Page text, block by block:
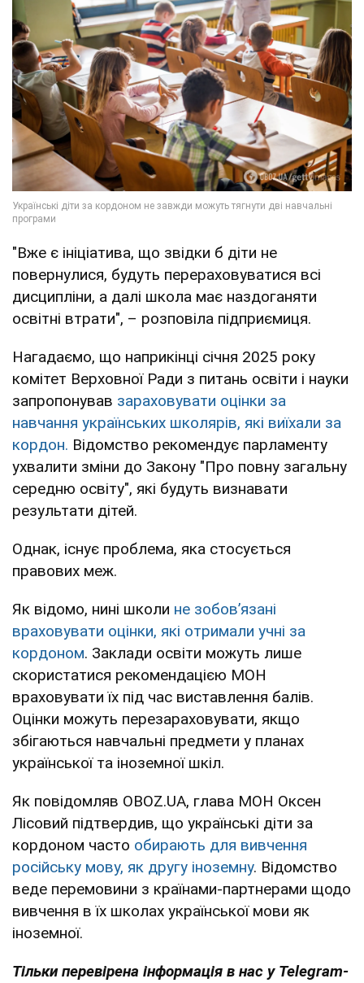
"Вже є ініціатива, що звідки б діти не
повернулися, будуть перераховуватися всі
дисципліни, а далі школа має наздоганяти
освітні втрати", – розповіла підприємиця.
Нагадаємо, що наприкінці січня 2025 року
комітет Верховної Ради з питань освіти і науки
запропонував зараховувати оцінки за
навчання українських школярів, які виїхали за
кордон. Відомство рекомендує парламенту
ухвалити зміни до Закону "Про повну загальну
середню освіту", які будуть визнавати
результати дітей.
Однак, існує проблема, яка стосується
правових меж.
Як відомо, нині школи не зобовʼязані
враховувати оцінки, які отримали учні за
кордоном. Заклади освіти можуть лише
скористатися рекомендацією МОН
враховувати їх під час виставлення балів.
Оцінки можуть перезараховувати, якщо
збігаються навчальні предмети у планах
української та іноземної шкіл.
Як повідомляв OBOZ.UA, глава МОН Оксен
Лісовий підтвердив, що українські діти за
кордоном часто обирають для вивчення
російську мову, як другу іноземну. Відомство
веде перемовини з країнами-партнерами щодо
вивчення в їх школах української мови як
іноземної.
Тільки перевірена інформація в нас у Telegram-